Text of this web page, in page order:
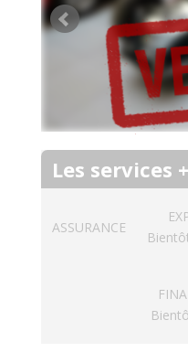
Les services +
ASSURANCE